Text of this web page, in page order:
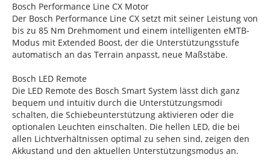
Bosch Performance Line CX Motor
Der Bosch Performance Line CX setzt mit seiner Leistung von
bis zu 85 Nm Drehmoment und einem intelligenten eMTB-
Modus mit Extended Boost, der die Unterstützungsstufe
automatisch an das Terrain anpasst, neue Maßstäbe.
Bosch LED Remote
Die LED Remote des Bosch Smart System lässt dich ganz
bequem und intuitiv durch die Unterstützungsmodi
schalten, die Schiebeunterstützung aktivieren oder die
optionalen Leuchten einschalten. Die hellen LED, die bei
allen Lichtverhältnissen optimal zu sehen sind, zeigen den
Akkustand und den aktuellen Unterstützungsmodus an.